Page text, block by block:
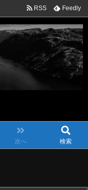
次へ 検索
RSS Feedly